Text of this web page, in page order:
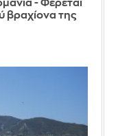
- Φέρεται
βραχίονα της